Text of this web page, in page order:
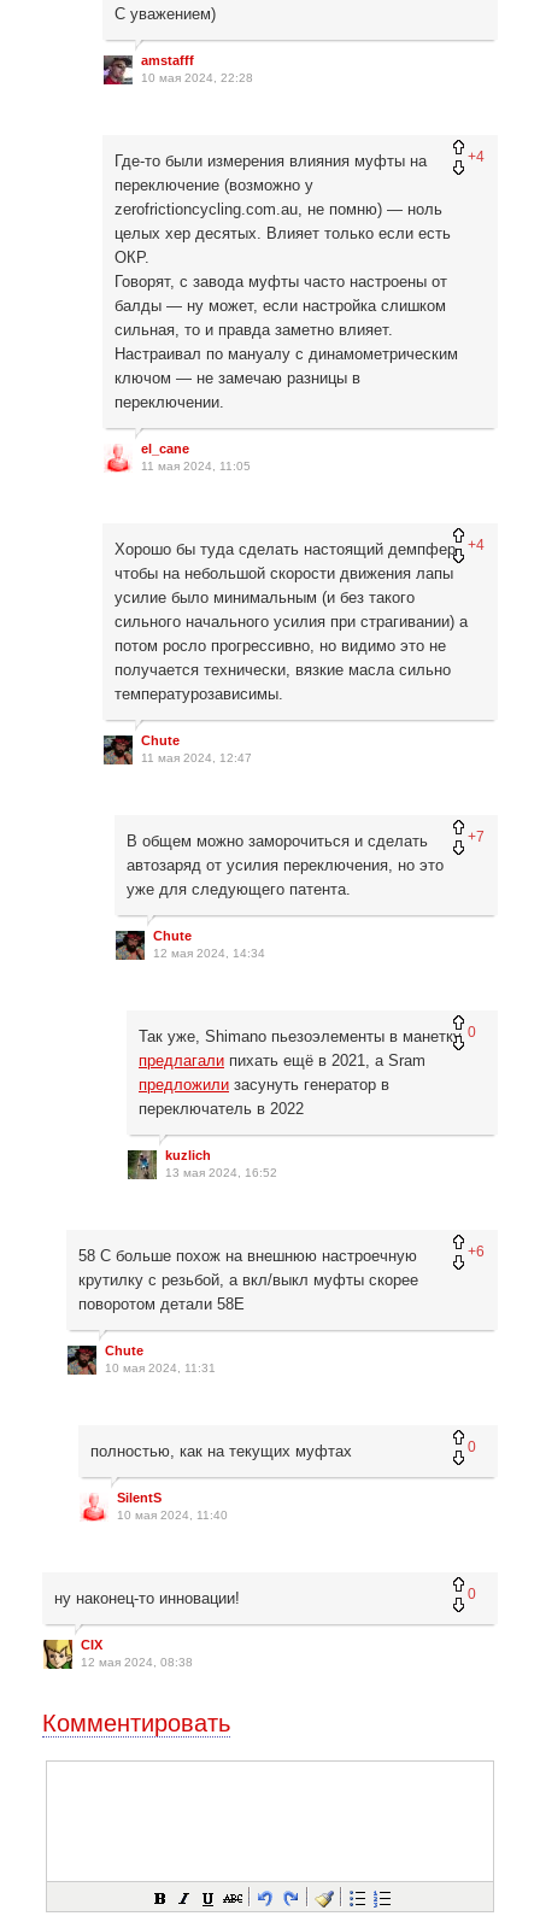
С уважением)
amstafff
10 мая 2024, 22:28
+4
Где-то были измерения влияния муфты на
переключение (возможно у
zerofrictioncycling.com.au, не помню) — ноль
целых хер десятых. Влияет только если есть
ОКР.
Говорят, с завода муфты часто настроены от
балды — ну может, если настройка слишком
сильная, то и правда заметно влияет.
Настраивал по мануалу с динамометрическим
ключом — не замечаю разницы в
переключении.
el_cane
11 мая 2024, 11:05
+4
Хорошо бы туда сделать настоящий демпфер,
чтобы на небольшой скорости движения лапы
усилие было минимальным (и без такого
сильного начального усилия при страгивании) а
потом росло прогрессивно, но видимо это не
получается технически, вязкие масла сильно
температурозависимы.
Chute
11 мая 2024, 12:47
+7
В общем можно заморочиться и сделать
автозаряд от усилия переключения, но это
уже для следующего патента.
Chute
12 мая 2024, 14:34
0
Так уже, Shimano пьезоэлементы в манетку
предлагали пихать ещё в 2021, а Sram
предложили засунуть генератор в
переключатель в 2022
kuzlich
13 мая 2024, 16:52
+6
58 С больше похож на внешнюю настроечную
крутилку с резьбой, а вкл/выкл муфты скорее
поворотом детали 58Е
Chute
10 мая 2024, 11:31
0
полностью, как на текущих муфтах
SilentS
10 мая 2024, 11:40
0
ну наконец-то инновации!
CIX
12 мая 2024, 08:38
Комментировать